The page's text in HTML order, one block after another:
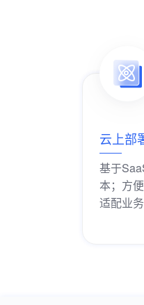
云上部
基于
本；方
适配业